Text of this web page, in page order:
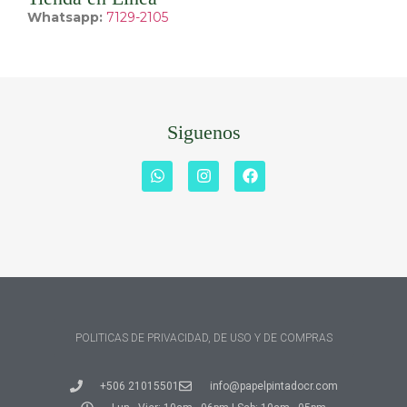
Whatsapp: 7129-2105
Siguenos
POLITICAS DE PRIVACIDAD, DE USO Y DE COMPRAS
+506 21015501
info@papelpintadocr.com